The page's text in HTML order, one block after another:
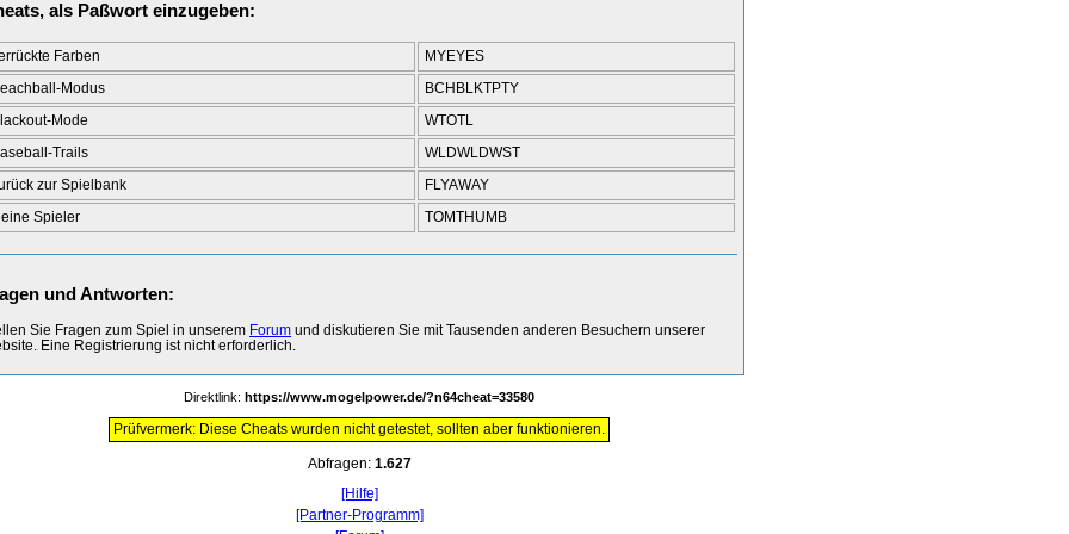
als Paßwort einzugeben:
Farben
MYEYES
Modus
BCHBLKTPTY
Mode
WTOTL
Trails
WLDWLDWST
zur Spielbank
FLYAWAY
Spieler
TOMTHUMB
und Antworten:
Sie Fragen zum Spiel in unserem Forum und diskutieren Sie mit Tausenden anderen Besuchern unserer
Eine Registrierung ist nicht erforderlich.
Direktlink: https://www.mogelpower.de/?n64cheat=33580
Prüfvermerk: Diese Cheats wurden nicht getestet, sollten aber funktionieren.
Abfragen: 1.627
[Hilfe]
[Partner-Programm]